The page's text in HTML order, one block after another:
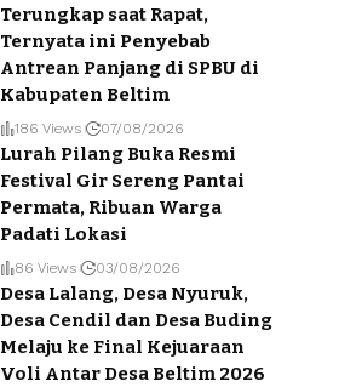
Terungkap saat Rapat,
Ternyata ini Penyebab
Antrean Panjang di SPBU di
Kabupaten Beltim
186 Views 07/08/2026
Lurah Pilang Buka Resmi
Festival Gir Sereng Pantai
Permata, Ribuan Warga
Padati Lokasi
86 Views 03/08/2026
Desa Lalang, Desa Nyuruk,
Desa Cendil dan Desa Buding
Melaju ke Final Kejuaraan
Voli Antar Desa Beltim 2026